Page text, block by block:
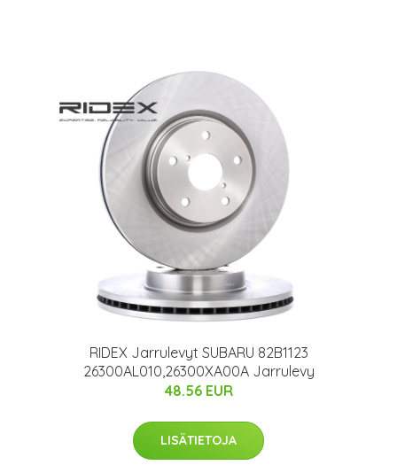
RIDEX Jarrulevyt SUBARU 82B1123
26300AL010,26300XA00A Jarrulevy
48.56 EUR
LISÄTIETOJA